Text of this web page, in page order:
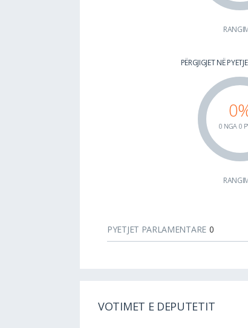
PËRGJIGJET NË
0 NGA 0
PYETJET PARLAMENTARE 0
VOTIMET E DEPUTETIT